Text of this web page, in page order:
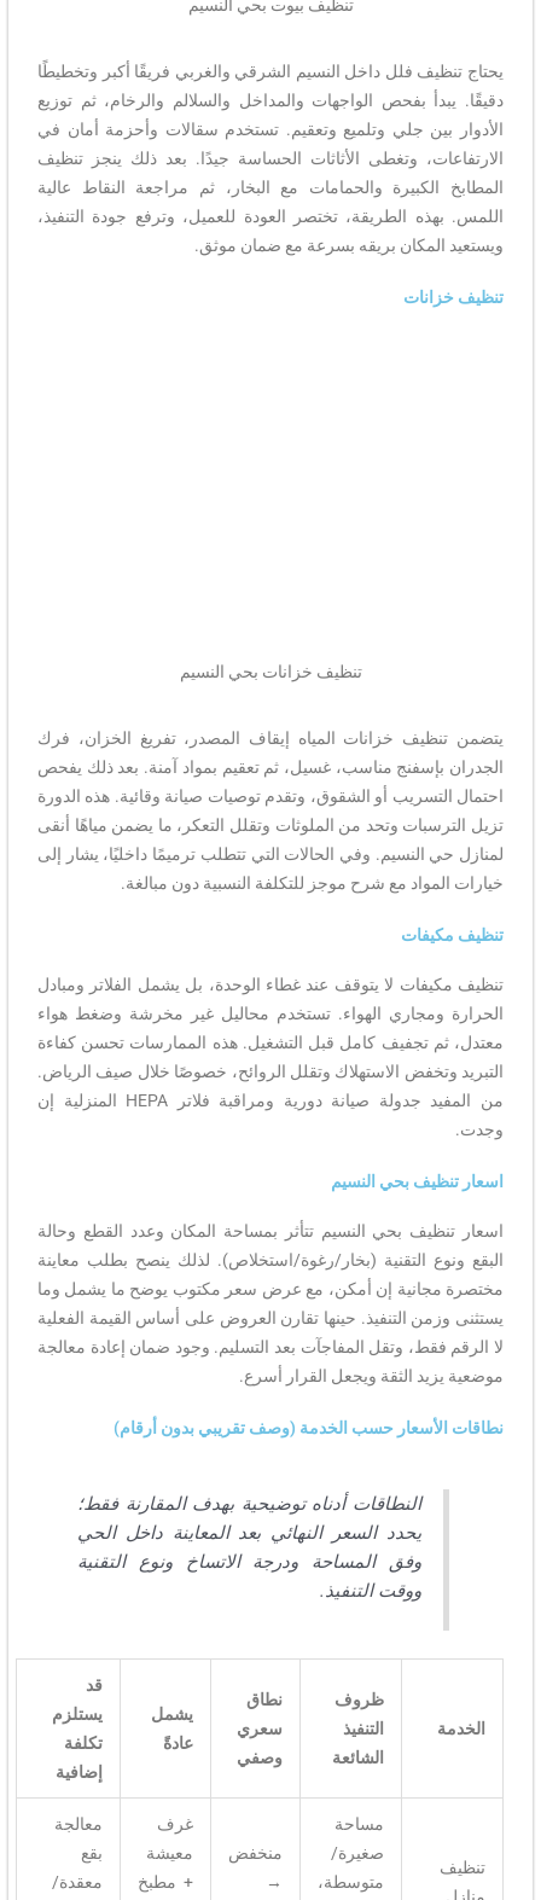
تنظيف بيوت بحي النسيم
فلل داخل النسيم الشرقي والغربي فريقًا أكبر وتخطيطًا
بفحص الواجهات والمداخل والسلالم والرخام، ثم توزيع
جلي وتلميع وتعقيم. تستخدم سقالات وأحزمة أمان في
وتغطى الأثاثات الحساسة جيدًا. بعد ذلك ينجز تنظيف
والحمامات مع البخار، ثم مراجعة النقاط عالية
الطريقة، تختصر العودة للعميل، وترفع جودة التنفيذ،
بريقه بسرعة مع ضمان موثق.
تنظيف خزانات بحي النسيم
خزانات المياه إيقاف المصدر، تفريغ الخزان، فرك
مناسب، غسيل، ثم تعقيم بمواد آمنة. بعد ذلك يفحص
أو الشقوق، وتقدم توصيات صيانة وقائية. هذه الدورة
وتحد من الملوثات وتقلل التعكر، ما يضمن مياهًا أنقى
النسيم. وفي الحالات التي تتطلب ترميمًا داخليًا، يشار إلى
مع شرح موجز للتكلفة النسبية دون مبالغة.
لا يتوقف عند غطاء الوحدة، بل يشمل الفلاتر ومبادل
الهواء. تستخدم محاليل غير مخرشة وضغط هواء
تجفيف كامل قبل التشغيل. هذه الممارسات تحسن كفاءة
الاستهلاك وتقلل الروائح، خصوصًا خلال صيف الرياض.
من المفيد جدولة صيانة دورية ومراقبة فلاتر HEPA المنزلية إن
بحي النسيم
بحي النسيم تتأثر بمساحة المكان وعدد القطع وحالة
التقنية (بخار/رغوة/استخلاص). لذلك ينصح بطلب معاينة
إن أمكن، مع عرض سعر مكتوب يوضح ما يشمل وما
التنفيذ. حينها تقارن العروض على أساس القيمة الفعلية
وتقل المفاجآت بعد التسليم. وجود ضمان إعادة معالجة
الثقة ويجعل القرار أسرع.
حسب الخدمة (وصف تقريبي بدون أرقام)
النطاقات أدناه توضيحية بهدف المقارنة فقط؛
يحدد السعر النهائي بعد المعاينة داخل الحي
وفق المساحة ودرجة الاتساخ ونوع التقنية
ووقت التنفيذ.
التنفيذ
نطاق
سعري
وصفي
يشمل
يستلزم
تكلفة
متوسطة،
منخفض
→
معيشة
+ مطبخ
معالجة
بقع
معقدة/